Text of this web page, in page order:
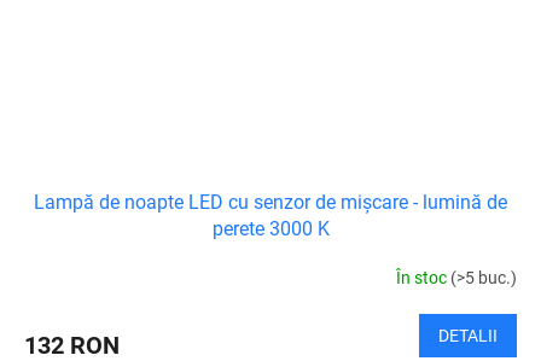
Lampă de noapte LED cu senzor de mișcare - lumină de
perete 3000 K
În stoc (>5 buc.)
132 RON DETALII